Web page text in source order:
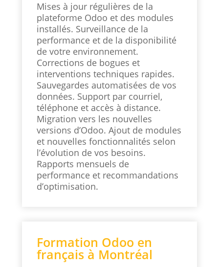
Mises à jour régulières de la
plateforme Odoo et des modules
installés. Surveillance de la
performance et de la disponibilité
de votre environnement.
Corrections de bogues et
interventions techniques rapides.
Sauvegardes automatisées de vos
données. Support par courriel,
téléphone et accès à distance.
Migration vers les nouvelles
versions d’Odoo. Ajout de modules
et nouvelles fonctionnalités selon
l’évolution de vos besoins.
Rapports mensuels de
performance et recommandations
d’optimisation.
Formation Odoo en
français à Montréal